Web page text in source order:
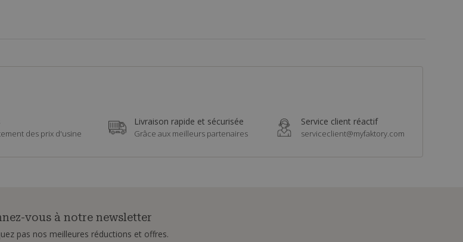
des prix d'usine
Livraison rapide et sécurisée
Grâce aux meilleurs partenaires
Service client réactif
serviceclient@myfaktory.com
vous à notre newsletter
pas nos meilleures réductions et offres.